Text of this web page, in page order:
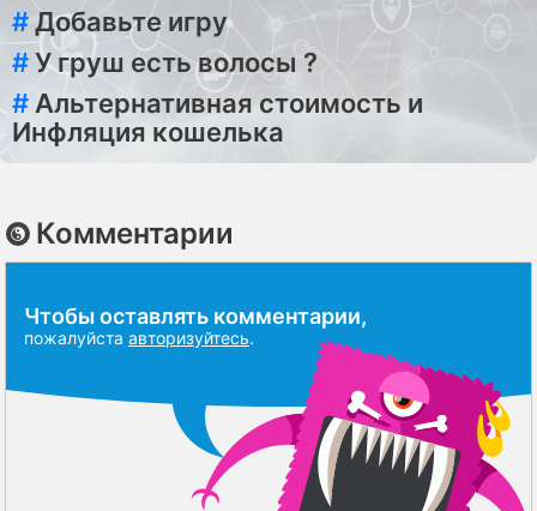
#Добавьте игру
#У груш есть волосы ?
# Альтернативная стоимость и
Инфляция кошелька
Комментарии
Чтобы оставлять комментарии,
пожалуйста авторизуйтесь.